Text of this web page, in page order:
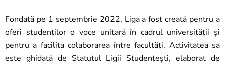
Fondată pe 1 septembrie 2022, Liga a fost creată pentru a
oferi studenților o voce unitară în cadrul universității și
pentru a facilita colaborarea între facultăți. Activitatea sa
este ghidată de Statutul Ligii Studențești, elaborat de